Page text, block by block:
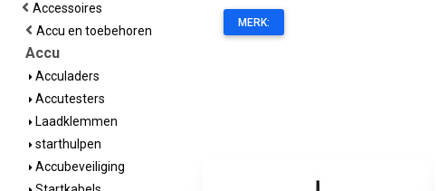
Accessoires
Accu en toebehoren
Accu
Acculaders
Accutesters
Laadklemmen
starthulpen
Accubeveiliging
MERK: